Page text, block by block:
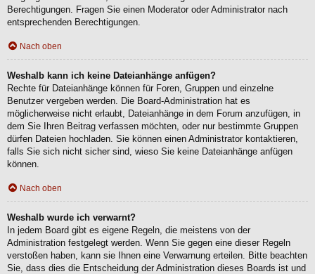
Berechtigungen. Fragen Sie einen Moderator oder Administrator nach
entsprechenden Berechtigungen.
Nach oben
Weshalb kann ich keine Dateianhänge anfügen?
Rechte für Dateianhänge können für Foren, Gruppen und einzelne
Benutzer vergeben werden. Die Board-Administration hat es
möglicherweise nicht erlaubt, Dateianhänge in dem Forum anzufügen, in
dem Sie Ihren Beitrag verfassen möchten, oder nur bestimmte Gruppen
dürfen Dateien hochladen. Sie können einen Administrator kontaktieren,
falls Sie sich nicht sicher sind, wieso Sie keine Dateianhänge anfügen
können.
Nach oben
Weshalb wurde ich verwarnt?
In jedem Board gibt es eigene Regeln, die meistens von der
Administration festgelegt werden. Wenn Sie gegen eine dieser Regeln
verstoßen haben, kann sie Ihnen eine Verwarnung erteilen. Bitte beachten
Sie, dass dies die Entscheidung der Administration dieses Boards ist und